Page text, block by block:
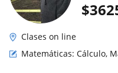
$
Clases on line
Matemáticas: Cálculo,